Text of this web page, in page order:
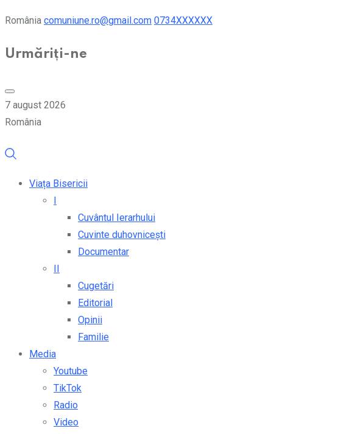
România comuniune.ro@gmail.com 0734XXXXXX
Urmăriți-ne
7 august 2026
România
Viața Bisericii
Cuvântul Ierarhului
Cuvinte duhovnicești
Documentar
Cugetări
Editorial
Opinii
Familie
Media
Youtube
TikTok
Radio
Video